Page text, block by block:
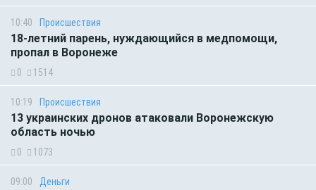
10:40 Происшествия
18-летний парень, нуждающийся в медпомощи,
пропал в Воронеже
0 1514
10:19 Происшествия
13 украинских дронов атаковали Воронежскую
область ночью
0 1073
09:00 Деньги